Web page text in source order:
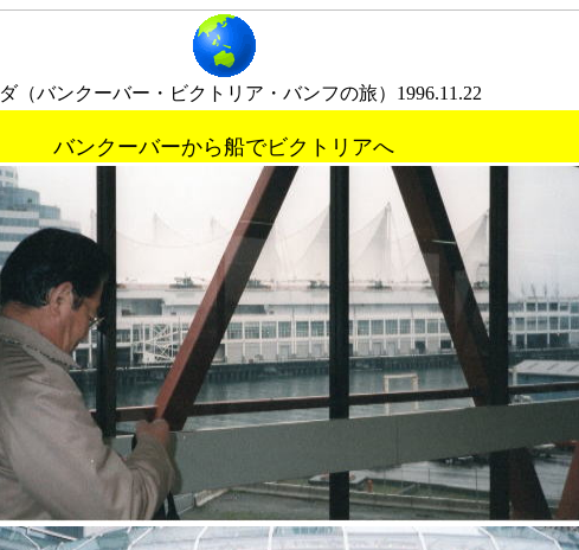
（バンクーバー・ビクトリア・バンフの旅）1996.11.22
バンクーバーから船でビクトリアへ